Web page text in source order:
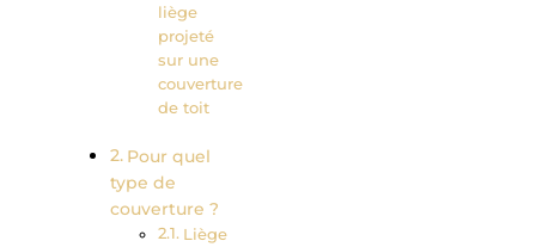
liège
projeté
sur une
couverture
de toit
Pour quel
type de
couverture ?
Liège